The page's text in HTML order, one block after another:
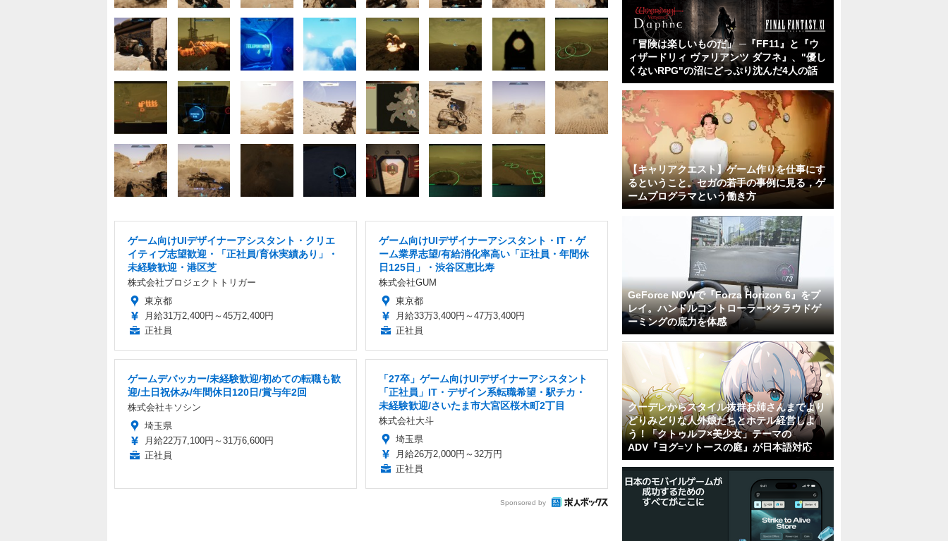
ゲーム向けUIデザイナーアシスタント・クリエ
イティブ志望歓迎・「正社員/育休実績あり」・
未経験歓迎・港区芝
株式会社プロジェクトトリガー
東京都
月給31万2,400円～45万2,400円
正社員
ゲーム向けUIデザイナーアシスタント・IT・ゲ
ーム業界志望/有給消化率高い「正社員・年間休
日125日」・渋谷区恵比寿
株式会社GUM
東京都
月給33万3,400円～47万3,400円
正社員
ゲームデバッカー/未経験歓迎/初めての転職も歓
迎/土日祝休み/年間休日120日/賞与年2回
株式会社キソシン
埼玉県
月給22万7,100円～31万6,600円
正社員
「27卒」ゲーム向けUIデザイナーアシスタント
「正社員」IT・デザイン系転職希望・駅チカ・
未経験歓迎/さいたま市大宮区桜木町2丁目
株式会社大斗
埼玉県
月給26万2,000円～32万円
正社員
Sponsored by
「冒険は楽しいものだ」 ─『FF11』と『ウ
ィザードリィ ヴァリアンツ ダフネ』、"優し
くないRPG"の沼にどっぷり沈んだ4人の話
【キャリアクエスト】ゲーム作りを仕事にす
るということ。セガの若手の事例に見る，ゲ
ームプログラマという働き方
GeForce NOWで『Forza Horizon 6』をプ
レイ。ハンドルコントローラー×クラウドゲ
ーミングの底力を体感
クーデレからスタイル抜群お姉さんまでより
どりみどりな人外娘たちとホテル経営しよ
う！「クトゥルフ×美少女」テーマの
ADV『ヨグ=ソトースの庭』が日本語対応